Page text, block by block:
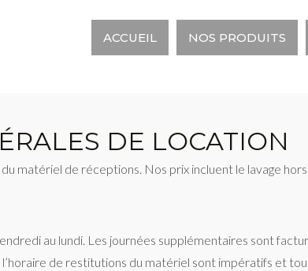
ACCUEIL NOS PRODUITS
DE LOCATION
matériel de réceptions. Nos prix incluent le lavage
au lundi. Les journées supplémentaires sont
de restitutions du matériel sont impératifs et